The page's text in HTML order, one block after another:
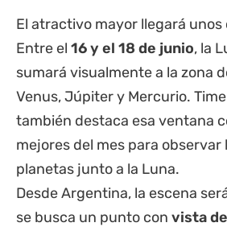
El atractivo mayor llegará unos
Entre el 16 y el 18 de junio, la
sumará visualmente a la zona
Venus, Júpiter y Mercurio.
también destaca esa ventana
mejores del mes para
planetas junto a la Luna.
Desde Argentina, la escena
se busca un punto con vista